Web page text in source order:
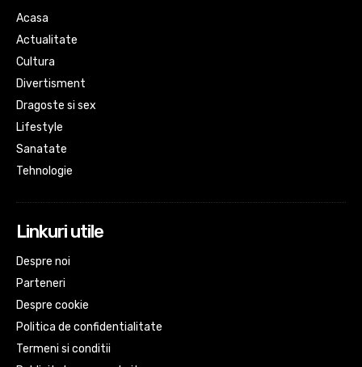
Acasa
Actualitate
Cultura
Divertisment
Dragoste si sex
Lifestyle
Sanatate
Tehnologie
Linkuri utile
Despre noi
Parteneri
Despre cookie
Politica de confidentialitate
Termeni si conditii